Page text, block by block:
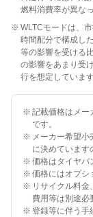
燃料消費率が異な
※ WLTCモードは、
時間配分で構成し
等の影響を受ける
の影響をあまり受
行を想定しています
※ 記載価格はメー
です。
※ メーカー希望小
に決めています
※ 価格はタイヤパ
※ 価格にはオプシ
※ リサイクル料
費用等は別途必
※ 登録等に伴う手